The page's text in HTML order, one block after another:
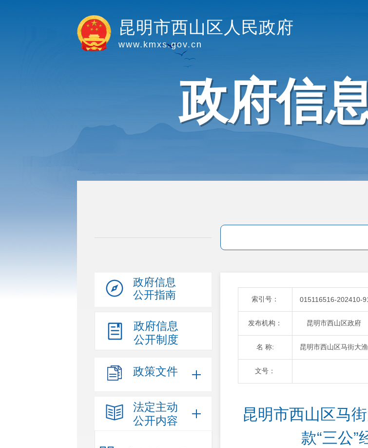
昆明市西山区人民政府
www.kmxs.gov.cn
政府信
政府信息
公开指南
政府信息
公开制度
政策文件
法定主动
公开内容
索引号： 015116516-202410-
发布机构： 昆明市西山区政府
名 称: 昆明市西山区马街大
文号：
昆明市西山区马
款“三公”